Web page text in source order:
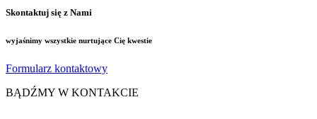
Skontaktuj się z Nami
wyjaśnimy wszystkie nurtujące Cię kwestie
Formularz kontaktowy
BĄDŹMY W KONTAKCIE